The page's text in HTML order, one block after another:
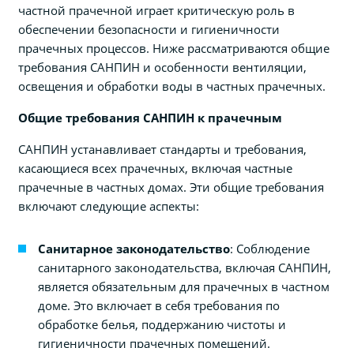
частной прачечной играет критическую роль в
обеспечении безопасности и гигиеничности
прачечных процессов. Ниже рассматриваются общие
требования САНПИН и особенности вентиляции,
освещения и обработки воды в частных прачечных.
Общие требования САНПИН к прачечным
САНПИН устанавливает стандарты и требования,
касающиеся всех прачечных, включая частные
прачечные в частных домах. Эти общие требования
включают следующие аспекты:
Санитарное законодательство: Соблюдение
санитарного законодательства, включая САНПИН,
является обязательным для прачечных в частном
доме. Это включает в себя требования по
обработке белья, поддержанию чистоты и
гигиеничности прачечных помещений.